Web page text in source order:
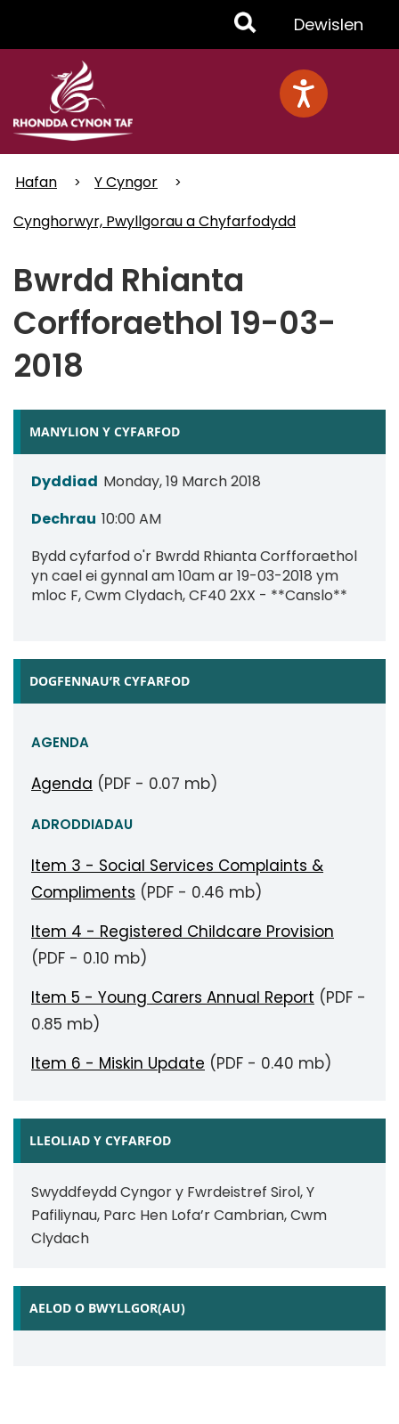
Toggle
Menu
Dewislen
Hafan
Y Cyngor
Cynghorwyr, Pwyllgorau a Chyfarfodydd
Bwrdd Rhianta
Corfforaethol 19-03-
2018
MANYLION Y CYFARFOD
Dyddiad Monday, 19 March 2018
Dechrau 10:00 AM
Bydd cyfarfod o'r Bwrdd Rhianta Corfforaethol
yn cael ei gynnal am 10am ar 19-03-2018 ym
mloc F, Cwm Clydach, CF40 2XX - **Canslo**
DOGFENNAU’R CYFARFOD
AGENDA
Agenda (PDF - 0.07 mb)
ADRODDIADAU
Item 3 - Social Services Complaints &
Compliments (PDF - 0.46 mb)
Item 4 - Registered Childcare Provision
(PDF - 0.10 mb)
Item 5 - Young Carers Annual Report (PDF -
0.85 mb)
Item 6 - Miskin Update (PDF - 0.40 mb)
LLEOLIAD Y CYFARFOD
Swyddfeydd Cyngor y Fwrdeistref Sirol, Y
Pafiliynau, Parc Hen Lofa’r Cambrian, Cwm
Clydach
AELOD O BWYLLGOR(AU)